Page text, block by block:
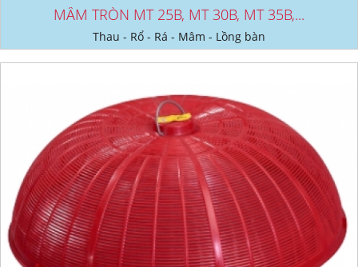
MÂM TRÒN MT 25B, MT 30B, MT 35B,...
Thau - Rổ - Rá - Mâm - Lồng bàn